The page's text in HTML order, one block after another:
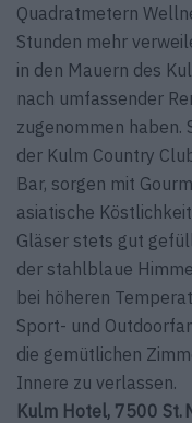
Quadratmetern
Stunden mehr
in den Mauern des
nach umfas­sender
zugenommen haben.
der Kulm Country
Bar, sorgen mit
asiatische
Gläser stets gut
der stahl­blaue
bei höheren
Sport- und
die gemütlichen
Innere zu verlassen.
Kulm Hotel, 7500 St.